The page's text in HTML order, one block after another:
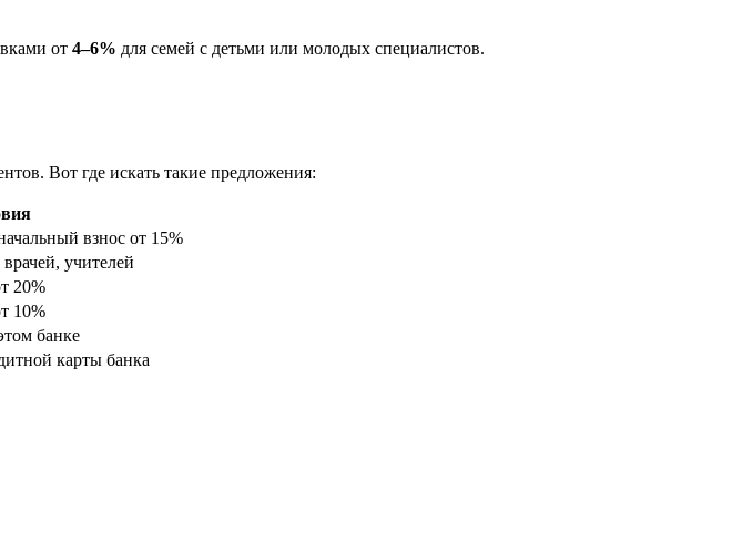
от 4–6% для семей с детьми или молодых специалистов.
Вот где искать такие предложения:
взнос от 15%
учителей
20%
10%
банке
карты банка